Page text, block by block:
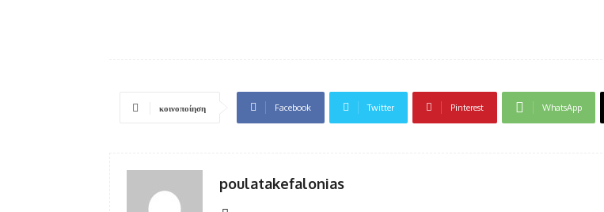
κοινοποίηση Facebook Twitter Pinterest WhatsApp
poulatakefalonias